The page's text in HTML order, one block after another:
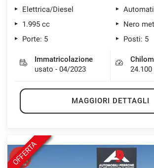
Elettrica/Diesel
1.995 cc
Nero
Porte: 5
Posti: 5
Immatricolazione
usato - 04/2023
24.100
MAGGIORI DETTAGLI
OFFERTA